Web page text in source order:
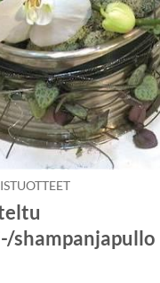
shampanjapullo